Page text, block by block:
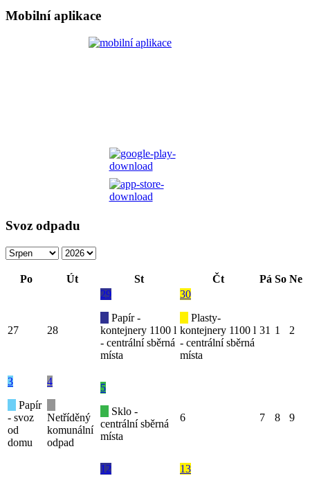
Mobilní aplikace
Svoz odpadu
Po Út St Čt Pá So Ne
27 28
29
Papír -
kontejnery 1100 l
- centrální sběrná
místa
30
Plasty-
kontejnery 1100 l
- centrální sběrná
místa
31 1 2
3
Papír
- svoz
od
domu
4
Netříděný
komunální
odpad
5
Sklo -
centrální sběrná
místa
6 7 8 9
12
13